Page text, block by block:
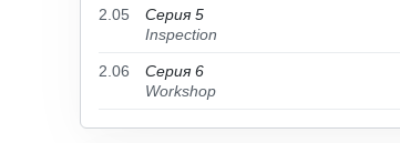
2.05
Серия 5
Inspection
2.06
Серия 6
Workshop